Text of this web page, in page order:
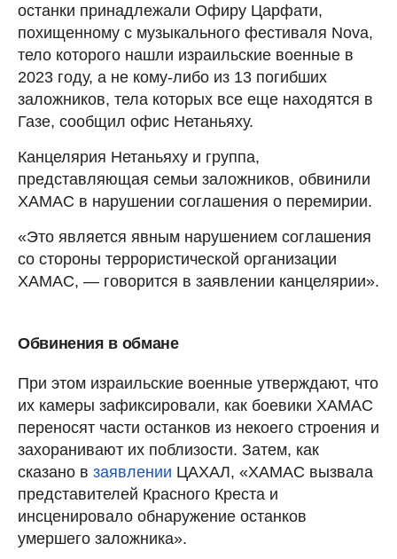
останки принадлежали Офиру Царфати,
похищенному с музыкального фестиваля Nova,
тело которого нашли израильские военные в
2023 году, а не кому-либо из 13 погибших
заложников, тела которых все еще находятся в
Газе, сообщил офис Нетаньяху.
Канцелярия Нетаньяху и группа,
представляющая семьи заложников, обвинили
ХАМАС в нарушении соглашения о перемирии.
«Это является явным нарушением соглашения
со стороны террористической организации
ХАМАС, — говорится в заявлении канцелярии».
Обвинения в обмане
При этом израильские военные утверждают, что
их камеры зафиксировали, как боевики ХАМАС
переносят части останков из некоего строения и
захоранивают их поблизости. Затем, как
сказано в заявлении ЦАХАЛ, «ХАМАС вызвала
представителей Красного Креста и
инсценировало обнаружение останков
умершего заложника».